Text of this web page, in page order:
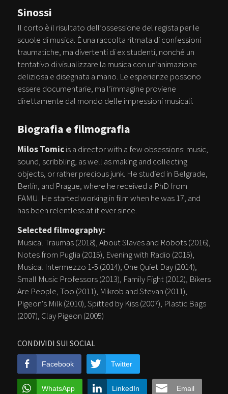
Sinossi
Il corto è il risultato dell’ossessione del regista per le
scuole di musica. È una raccolta ritmata di confessioni
traumatiche, ma divertenti di ex studenti, nonché un
tentativo di visualizzare la musica con un’animazione
deliziosa e disegnata a mano. Le esperienze possono
essere documentarie, ma l’immagine proviene
direttamente dal mondo delle impressioni musicali.
CONDIVIDI SUI SOCIAL
Facebook Twitter
WhatsApp LinkedIn Email
Biografia e filmografia
Milos Tomicis a director with a few obsessions: music,
sound, scribbling, as well as making and collecting
objects, or rather precious junk. He studied in Belgrade,
Berlin, and Prague, where he received a PhD from
FAMU. He started working in film when he was 17, and
has been relentless at it ever since.
Selected filmography:
Musical Traumas (2018), About Slaves and Robots (2016),
Notes from Puglia (2015), Evening with Radio (2015),
Musical Intermezzo 1-5 (2014), One Quiet Day (2014),
Small Music Professors (2013), Family Fight (2012), Bikers
Are People, Too (2011), Mikrob and Stevan (2011),
Pigeon's Milk (2010), Spitted by Kiss (2007), Plastic Bags
(2007), Clay Pigeon (2005)